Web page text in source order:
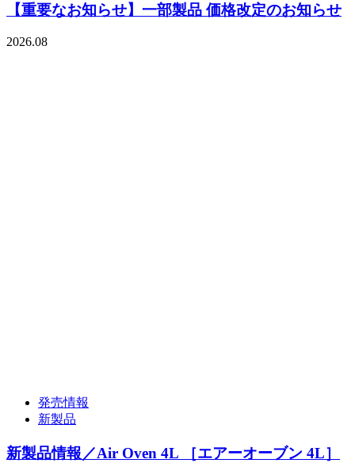
【重要なお知らせ】一部製品 価格改定のお知らせ
2026.08
発売情報
新製品
新製品情報／Air Oven 4L ［エアーオーブン 4L］